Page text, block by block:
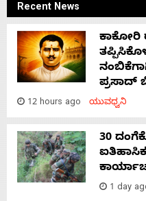
Home
About
Us
Advertise
Recent News
ಕಾಕೋರಿ
ಪ್ರಸಾದ್
12 hours ago ಯುವಧ್ವನಿ
30
1 day